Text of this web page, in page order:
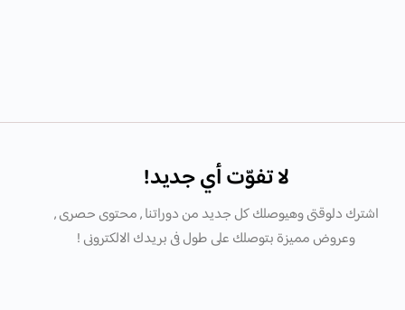
لا تفوّت أي جديد!
اشترك دلوقتى وهيوصلك كل جديد من دوراتنا , محتوى حصرى ,
وعروض مميزة بتوصلك على طول فى بريدك الالكترونى !